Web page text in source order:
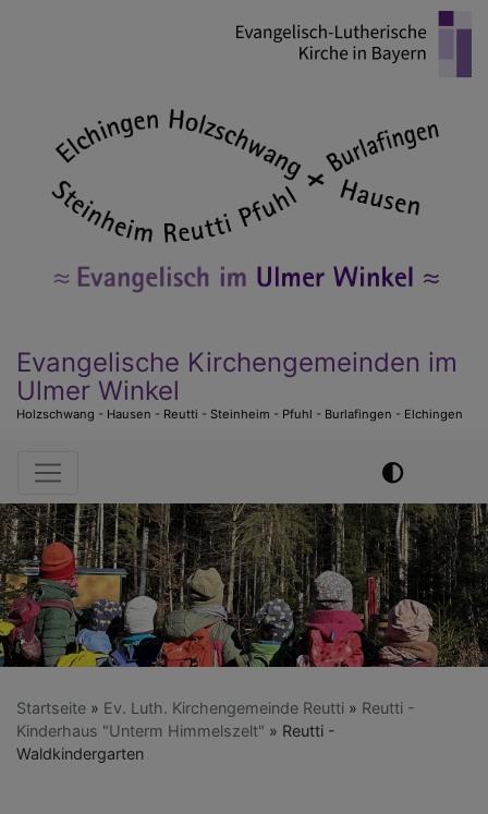
Evangelische Kirchengemeinden im
Ulmer Winkel
Holzschwang - Hausen - Reutti - Steinheim - Pfuhl - Burlafingen - Elchingen
Hauptnavigation
Startseite Ev. Luth. Kirchengemeinde Reutti
Reutti -
Kinderhaus "Unterm Himmelszelt"
Reutti -
Waldkindergarten